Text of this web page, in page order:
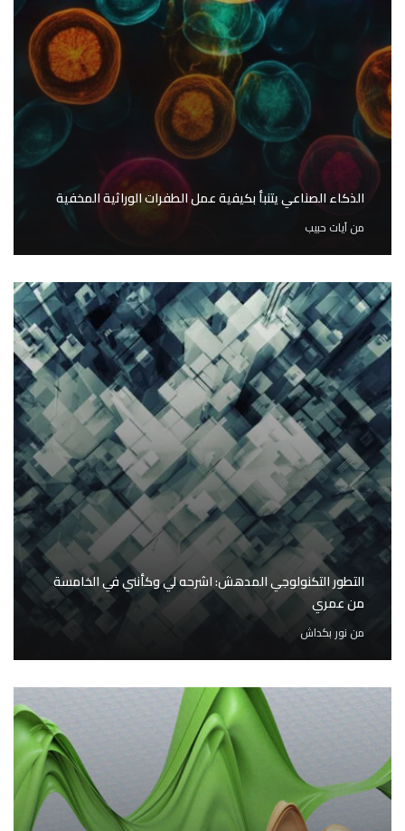
الذكاء الصناعي يتنبأ بكيفية عمل الطفرات الوراثية المخفية
منآيات حبيب
التطور التكنولوجي المدهش: اشرحه لي وكأنني في الخامسة
من عمري
من نور بكداش